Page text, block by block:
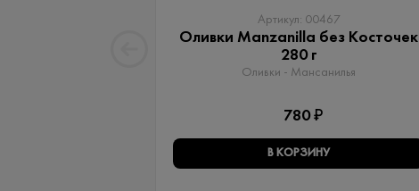
Артикул: 00467
Оливки Manzanilla без Косточек
280 г
Оливки - Мансанилья
780 ₽
В КОРЗИНУ